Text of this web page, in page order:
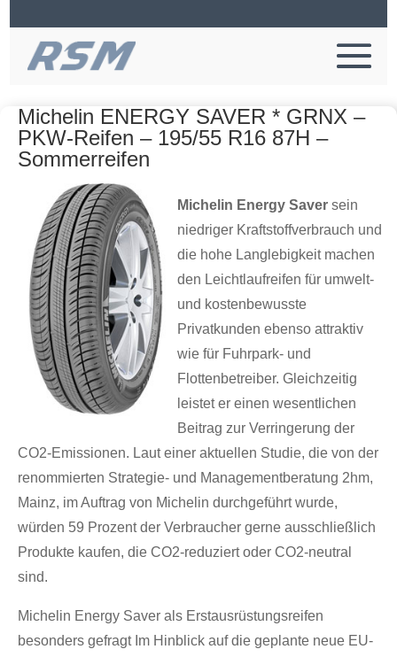
Michelin ENERGY SAVER * GRNX –
PKW-Reifen – 195/55 R16 87H –
Sommerreifen
Michelin Energy Saver sein
niedriger Kraftstoffverbrauch und
die hohe Langlebigkeit machen
den Leichtlaufreifen für umwelt-
und kostenbewusste
Privatkunden ebenso attraktiv
wie für Fuhrpark- und
Flottenbetreiber. Gleichzeitig
leistet er einen wesentlichen
Beitrag zur Verringerung der
CO2-Emissionen. Laut einer aktuellen Studie, die von der
renommierten Strategie- und Managementberatung 2hm,
Mainz, im Auftrag von Michelin durchgeführt wurde,
würden 59 Prozent der Verbraucher gerne ausschließlich
Produkte kaufen, die CO2-reduziert oder CO2-neutral
sind.
Michelin Energy Saver als Erstausrüstungsreifen
besonders gefragt Im Hinblick auf die geplante neue EU-